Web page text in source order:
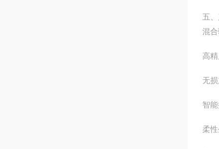
五
混
高
无
智
柔